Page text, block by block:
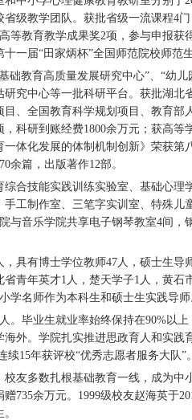
级教学团队。获批省级一流课程4
等教育教学成果奖2项，参与申报
一届“田家炳杯”全国师范院校师范
础教育高质量发展研究中心”、“幼
究中心等一批科研平台。获批湖
、全国教育科学规划项目、教育
科研到账经费1800余万元；获高
体化发展的体制机制创新》荣获
余篇，出版著作12部。
合技能实践训练实验室、基础心
工制作室、三笔字实训室、特殊
与音乐学院共享电子钢琴教室4间
具有博士学位教师47人，硕士生
青年英才1人，楚天学子1人，黄石
学名师作为本科生和硕士生实践导师
。毕业生就业率始终保持在90%以
外。学院扎实推进思政育人和实
15年获评校“优秀志愿者服务大队”。
友多数扎根基础教育一线，成为
735余万元。1999级校友赵海英于